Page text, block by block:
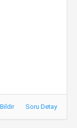
Soru Detay